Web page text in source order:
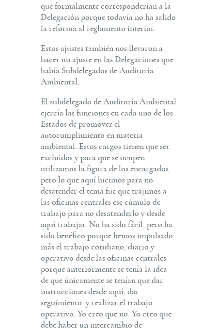
que formalmente corresponderían a la
Delegación porque todavía no ha salido
la reforma al reglamento interior.
Estos ajustes también nos llevaron a
hacer un ajuste en las Delegaciones que
había Subdelegados de Auditoría
Ambiental.
El subdelegado de Auditoría Ambiental
ejercía las funciones en cada uno de los
Estados de promover el
autocumplimiento en materia
ambiental. Estos cargos tienen que ser
excluidos y para que se ocupen,
utilizamos la figura de los encargados,
pero lo que aquí hicimos para no
desatender el tema fue que trajimos a
las oficinas centrales ese cúmulo de
trabajo para no desatenderlo y desde
aquí trabajar. No ha sido fácil, pero ha
sido benéfico porque hemos impulsado
más el trabajo cotidiano, diario y
operativo desde las oficinas centrales
porque anteriormente se tenía la idea
de que únicamente se tenían que dar
instrucciones desde aquí, dar
seguimiento, y realizar el trabajo
operativo. Yo creo que no. Yo creo que
debe haber un intercambio de